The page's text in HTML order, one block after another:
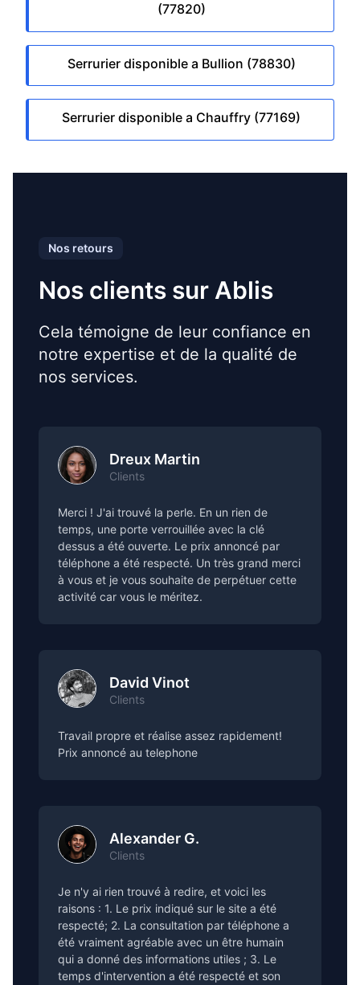
(77820)
Serrurier disponible a Bullion (78830)
Serrurier disponible a Chauffry (77169)
Nos retours
Nos clients sur Ablis
Cela témoigne de leur confiance en
notre expertise et de la qualité de
nos services.
Dreux Martin
Clients
Merci ! J'ai trouvé la perle. En un rien de
temps, une porte verrouillée avec la clé
dessus a été ouverte. Le prix annoncé par
téléphone a été respecté. Un très grand merci
à vous et je vous souhaite de perpétuer cette
activité car vous le méritez.
David Vinot
Clients
Travail propre et réalise assez rapidement!
Prix annoncé au telephone
Alexander G.
Clients
Je n'y ai rien trouvé à redire, et voici les
raisons : 1. Le prix indiqué sur le site a été
respecté; 2. La consultation par téléphone a
été vraiment agréable avec un être humain
qui a donné des informations utiles ; 3. Le
temps d'intervention a été respecté et son